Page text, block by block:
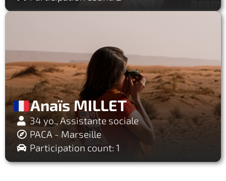
Anaïs MILLET
34 yo., Assistante sociale
PACA - Marseille
Participation count: 1